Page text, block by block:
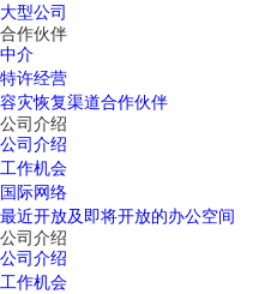
大型公司
合作伙伴
中介
特许经营
容灾恢复渠道合作伙伴
公司介绍
公司介绍
工作机会
国际网络
最近开放及即将开放的办公空间
公司介绍
公司介绍
工作机会